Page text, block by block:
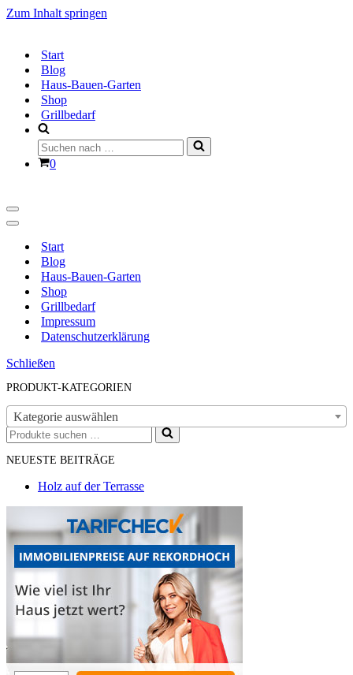
Zum Inhalt springen
Start
Blog
Haus-Bauen-Garten
Shop
Grillbedarf
Suchen
nach …
Warenkorb
0
Navigationsmenü
Navigationsmenü
Start
Blog
Haus-Bauen-Garten
Shop
Grillbedarf
Impressum
Datenschutzerklärung
Schließen
PRODUKT-KATEGORIEN
Kategorie auswählen
Suchen
nach …
NEUESTE BEITRÄGE
Holz auf der Terrasse